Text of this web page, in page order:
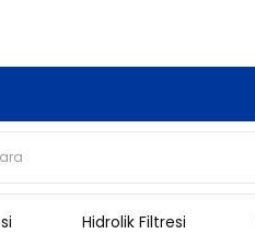
Hidrolik Filtresi